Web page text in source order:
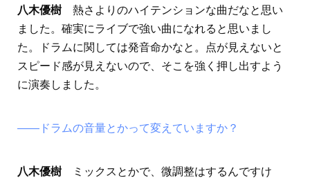
八木優樹 熱さよりのハイテンションな曲だなと思い
ました。確実にライブで強い曲になれると思いまし
た。ドラムに関しては発音命かなと。点が見えないと
スピード感が見えないので、そこを強く押し出すよう
に演奏しました。
――ドラムの音量とかって変えていますか？
八木優樹
ミックスとかで、微調整はするんですけ